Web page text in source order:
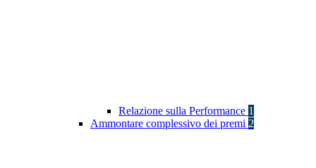
Relazione sulla Performance 1
Ammontare complessivo dei premi 2